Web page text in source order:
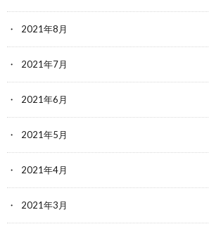
2021年8月
2021年7月
2021年6月
2021年5月
2021年4月
2021年3月